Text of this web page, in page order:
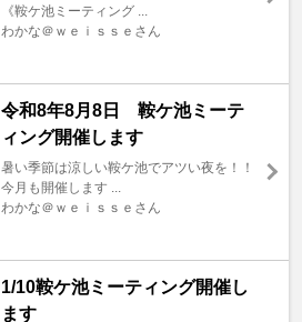
《鞍ケ池ミーティング ...
わかな＠ｗｅｉｓｓｅさん
令和8年8月8日 鞍ケ池ミーテ
ィング開催します
暑い季節は涼しい鞍ケ池でアツい夜を！！
今月も開催します ...
わかな＠ｗｅｉｓｓｅさん
1/10鞍ケ池ミーティング開催し
ます